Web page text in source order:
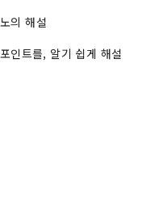
의 해설
인트를, 알기 쉽게 해설